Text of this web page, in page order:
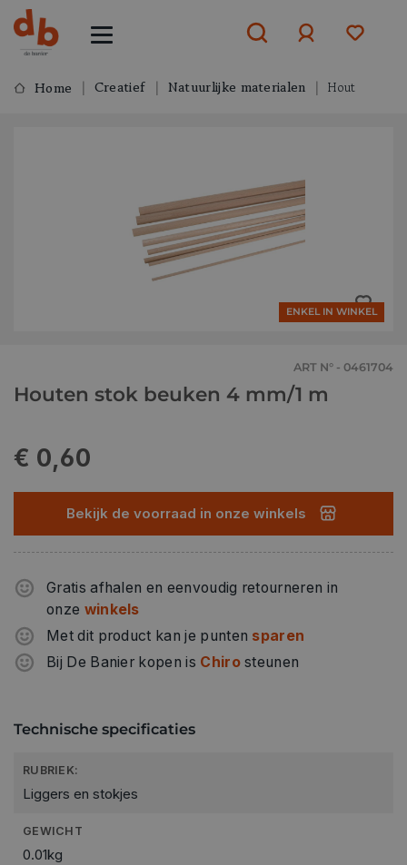
Home Creatief Natuurlijke materialen Hout
ENKEL IN WINKEL
ART N° - 0461704
Houten stok beuken 4 mm/1 m
€ 0,60
Bekijk de voorraad in onze winkels
Gratis afhalen en eenvoudig retourneren in
onze winkels
Met dit product kan je punten sparen
Bij De Banier kopen is Chirosteunen
Technische specificaties
RUBRIEK:
Liggers en stokjes
GEWICHT
0.01kg